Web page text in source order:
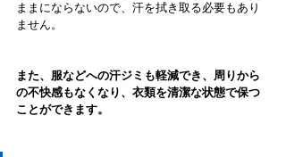
ままにならないので、汗を拭き取る必要もあり
ません。
また、服などへの汗ジミも軽減でき、周りから
の不快感もなくなり、衣類を清潔な状態で保つ
ことができます。